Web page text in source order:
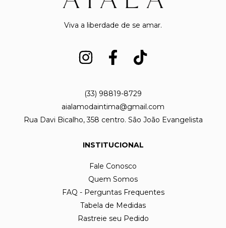
Viva a liberdade de se amar.
(33) 98819-8729
aialamodaintima@gmail.com
Rua Davi Bicalho, 358 centro. São João Evangelista
INSTITUCIONAL
Fale Conosco
Quem Somos
FAQ - Perguntas Frequentes
Tabela de Medidas
Rastreie seu Pedido